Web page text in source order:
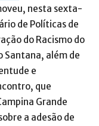
nesta sexta-
de Políticas de
do Racismo do
Santana, além de
e
que
Grande
a adesão de